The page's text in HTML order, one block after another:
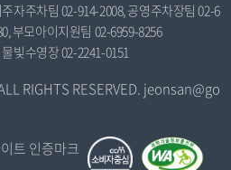
자주차팀 02-914-2008, 공영주차장팀 02-6
부모아이지원팀 02-6959-8256
빛수영장 02-2241-0151
RIGHTS RESERVED. jeonsan@go